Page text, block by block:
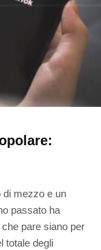
di mezzo e un
passato ha
pare siano per
totale degli